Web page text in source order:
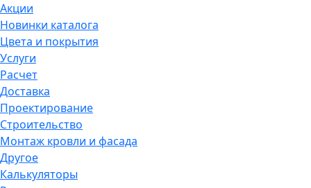
Акции
Новинки каталога
Цвета и покрытия
Услуги
Расчет
Доставка
Проектирование
Строительство
Монтаж кровли и фасада
Другое
Калькуляторы